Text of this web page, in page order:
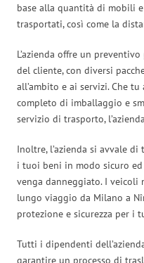
base alla quantità di mobili
trasportati, così come la
L’azienda offre un
del cliente, con diversi
all’ambito e ai servizi. Che
completo di imballaggio e
servizio di trasporto,
Inoltre, l’azienda si avvale
i tuoi beni in modo sicuro
venga danneggiato. I
lungo viaggio da Milano a
protezione e sicurezza per i
Tutti i dipendenti
garantire un processo di